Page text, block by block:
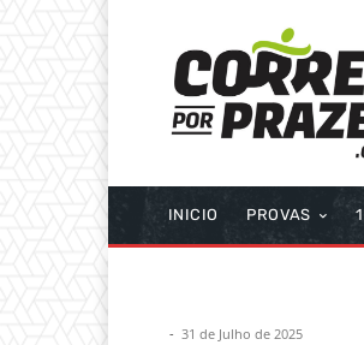
INICIO PROVAS
- 31 de Julho de 2025